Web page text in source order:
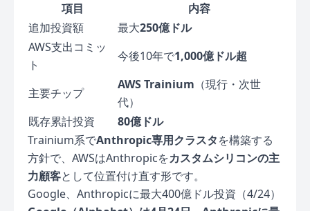
項目
内容
追加投資額
最大250億ドル
AWS支出コミッ
ト
今後10年で1,000億ドル超
主要チップ
AWS Trainium （現行・次世
代）
既存累計投資
80億ドル
Trainium系でAnthropic専用クラスタを構築する
方針で、AWSはAnthropicをカスタムシリコンの主
力顧客として位置付け直す形です。
Google、Anthropicに最大400億ドル投資（4/24）